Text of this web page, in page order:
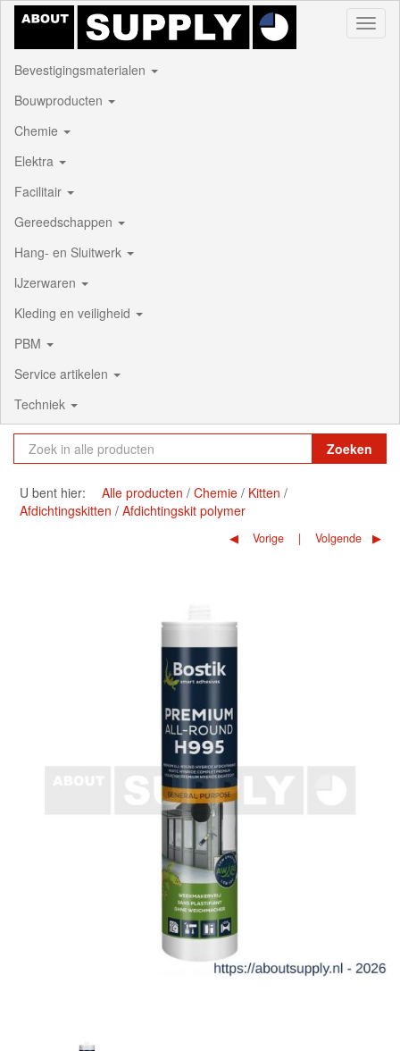
Bevestigingsmaterialen
Bouwproducten
Chemie
Elektra
Facilitair
Gereedschappen
Hang- en Sluitwerk
IJzerwaren
Kleding en veiligheid
PBM
Service artikelen
Techniek
Zoeken
U bent hier: Alle producten Chemie
Kitten
Afdichtingskitten
Afdichtingskit polymer
Vorige Volgende